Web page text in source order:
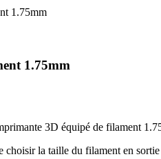
1.75mm
3D équipé de filament
choisir la taille du filament en